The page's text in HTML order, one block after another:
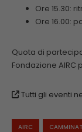
Ore 15.30:
Ore 16.00:
Quota di
Fondazione AIRC
Tutti gli eventi
AIRC